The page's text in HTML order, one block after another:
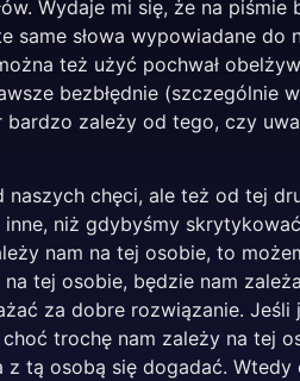
Wydaje mi się, że na
słowa wypowiadane do
też użyć pochwał
bezbłędnie (szczególnie
zależy od tego, czy
chęci, ale też od tej
niż gdybyśmy
nam na tej osobie, to
tej osobie, będzie nam
za dobre rozwiązanie. Jeśli
trochę nam zależy na tej
tą osobą się dogadać.